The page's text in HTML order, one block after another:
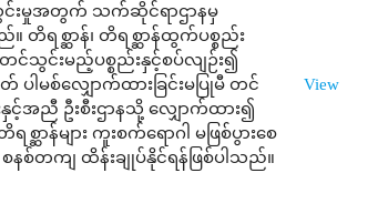
းမှုအတွက် သက်ဆိုင်ရာဌာနမှ
တိရစ္ဆာန်၊ တိရစ္ဆာန်ထွက်ပစ္စည်း
င်းမည့်ပစ္စည်းနှင့်စပ်လျဉ်း၍
မစ်လျှောက်ထားခြင်းမပြုမီ တင်
ညီ ဦးစီးဌာနသို့ လျှောက်ထား၍
များ ကူးစက်ရောဂါ မဖြစ်ပွားစေ
တကျ ထိန်းချုပ်နိုင်ရန်ဖြစ်ပါသည်။
View